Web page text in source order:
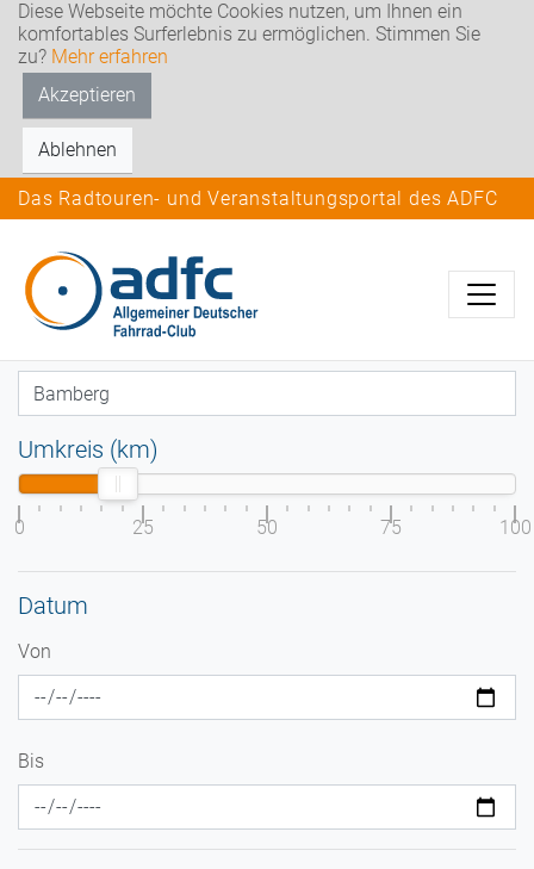
Diese Webseite möchte Cookies nutzen, um Ihnen ein
komfortables Surferlebnis zu ermöglichen. Stimmen Sie
zu? Mehr erfahren
Akzeptieren
Ablehnen
Das Radtouren- und Veranstaltungsportal des ADFC
Umkreis (km)
0 25 50 75 100
Datum
Von
Bis